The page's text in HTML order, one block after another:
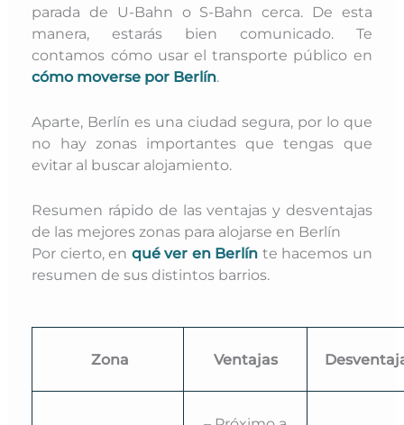
parada de U-Bahn o S-Bahn cerca. De esta
manera, estarás bien comunicado. Te
contamos cómo usar el transporte público en
cómo moverse por Berlín.
Aparte, Berlín es una ciudad segura, por lo que
no hay zonas importantes que tengas que
evitar al buscar alojamiento.
Resumen rápido de las ventajas y desventajas
de las mejores zonas para alojarse en Berlín
Por cierto, en qué ver en Berlín te hacemos un
resumen de sus distintos barrios.
Zona Ventajas